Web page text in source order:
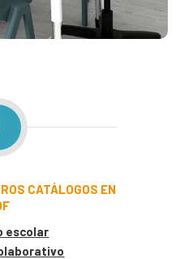
CATÁLOGOS EN
escolar